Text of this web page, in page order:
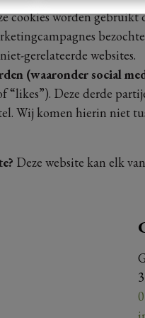
cookies worden
gerelateerde websites.
(waaronder social
“likes”). Deze derde
Wij komen hierin niet
Deze website kan elk